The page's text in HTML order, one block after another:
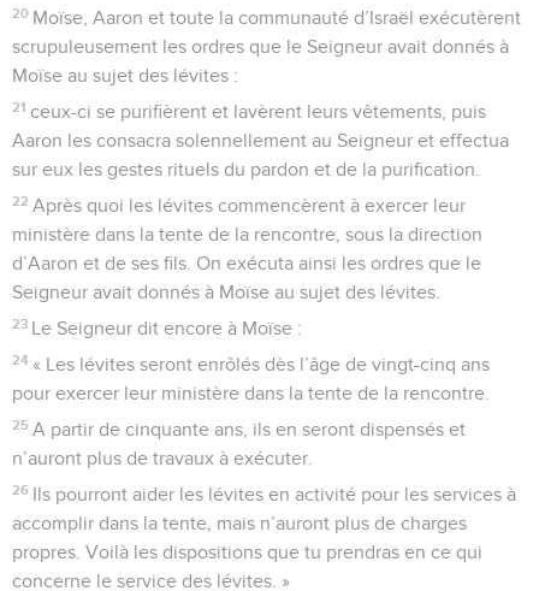
20 Moïse, Aaron et toute la communauté d’Israël exécutèrent
scrupuleusement les ordres que le Seigneur avait donnés à
Moïse au sujet des lévites :
21 ceux-ci se purifièrent et lavèrent leurs vêtements, puis
Aaron les consacra solennellement au Seigneur et effectua
sur eux les gestes rituels du pardon et de la purification.
22 Après quoi les lévites commencèrent à exercer leur
ministère dans la tente de la rencontre, sous la direction
d’Aaron et de ses fils. On exécuta ainsi les ordres que le
Seigneur avait donnés à Moïse au sujet des lévites.
23 Le Seigneur dit encore à Moïse :
24 « Les lévites seront enrôlés dès l’âge de vingt-cinq ans
pour exercer leur ministère dans la tente de la rencontre.
25 A partir de cinquante ans, ils en seront dispensés et
n’auront plus de travaux à exécuter.
26 Ils pourront aider les lévites en activité pour les services à
accomplir dans la tente, mais n’auront plus de charges
propres. Voilà les dispositions que tu prendras en ce qui
concerne le service des lévites. »